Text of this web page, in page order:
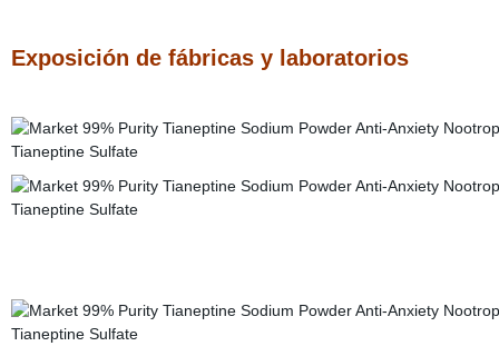
Exposición de fábricas y laboratorios